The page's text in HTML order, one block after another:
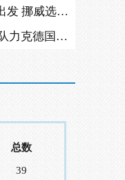
越野滑雪女子30公里传统式集体出发 挪威选手摘金
冬奥会男子冰球决赛 俄奥运选手队力克德国队夺金
总数
39